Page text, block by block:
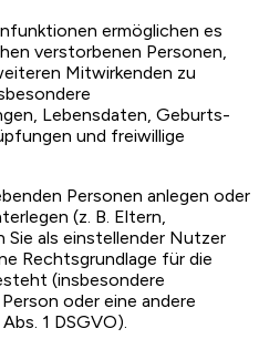
ermöglichen es
verstorbenen Personen,
Mitwirkenden zu
Lebensdaten, Geburts-
und freiwillige
Personen anlegen oder
(z. B. Eltern,
Sie als einstellender Nutzer
Rechtsgrundlage für die
(insbesondere
oder eine andere
1 DSGVO).